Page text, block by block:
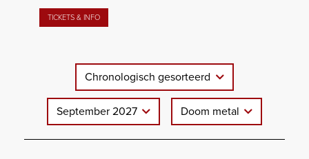
TICKETS & INFO
Chronologisch gesorteerd
September 2027 Doom metal